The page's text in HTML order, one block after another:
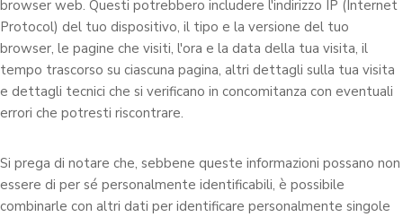
browser web. Questi potrebbero includere l'indirizzo IP (Internet
Protocol) del tuo dispositivo, il tipo e la versione del tuo
browser, le pagine che visiti, l'ora e la data della tua visita, il
tempo trascorso su ciascuna pagina, altri dettagli sulla tua visita
e dettagli tecnici che si verificano in concomitanza con eventuali
errori che potresti riscontrare.
Si prega di notare che, sebbene queste informazioni possano non
essere di per sé personalmente identificabili, è possibile
combinarle con altri dati per identificare personalmente singole